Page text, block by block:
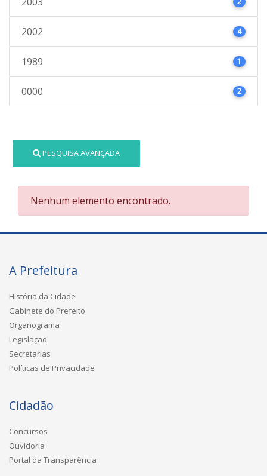
2002 4
1989 1
0000 2
PESQUISA AVANÇADA
Nenhum elemento encontrado.
A Prefeitura
História da Cidade
Gabinete do Prefeito
Organograma
Legislação
Secretarias
Políticas de Privacidade
Cidadão
Concursos
Ouvidoria
Portal da Transparência